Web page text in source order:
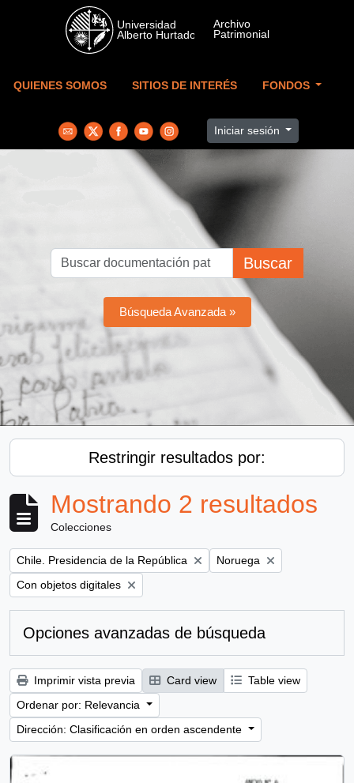
Skip to main content
QUIENES SOMOS SITIOS DE INTERÉS FONDOS
Iniciar sesión
Buscar
Búsqueda Avanzada »
Restringir resultados por:
Mostrando 2 resultados
Colecciones
Remove filter:
Chile. Presidencia de la República Remove filter:
Noruega
Remove filter:
Con objetos digitales
Opciones avanzadas de búsqueda
Imprimir vista previa Card view
Table view
Ordenar por: Relevancia
Dirección: Clasificación en orden ascendente